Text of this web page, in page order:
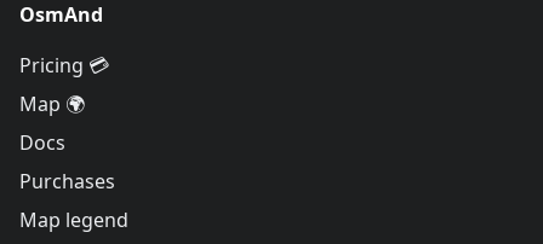
OsmAnd
Pricing 💳
Map 🌍
Docs
Purchases
Map legend